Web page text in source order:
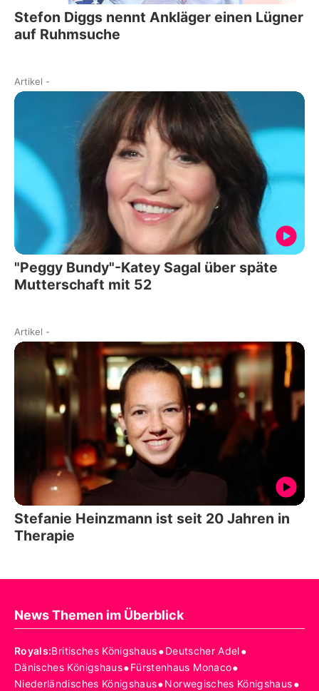
Stefon Diggs nennt Ankläger einen Lügner
auf Ruhmsuche
Artikel -
"Peggy Bundy"-Katey Sagal über späte
Mutterschaft mit 52
Artikel -
Stefanie Heinzmann ist seit 20 Jahren in
Therapie
News Themen im Überblick
Royals:Britisches Königshaus•Deutscher Adel•
Dänisches Königshaus•Fürstenhaus Monaco•
Niederländisches Königshaus•Norwegisches Königshaus•